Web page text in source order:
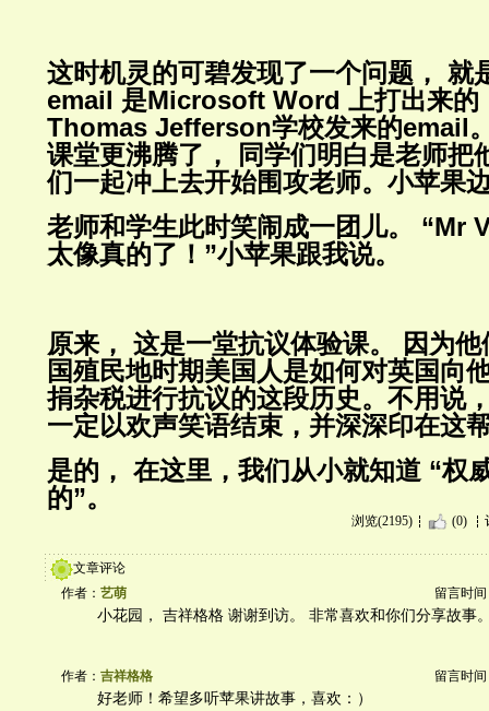
这时机灵的可碧发现了一个问题， 就
email 是Microsoft Word 上打出来的
Thomas Jefferson学校发来的email
课堂更沸腾了， 同学们明白是老师把
们一起冲上去开始围攻老师。小苹果
老师和学生此时笑闹成一团儿。 “Mr
太像真的了！”小苹果跟我说。
原来， 这是一堂抗议体验课。 因为
国殖民地时期美国人是如何对英国向
捐杂税进行抗议的这段历史。不用说
一定以欢声笑语结束，并深深印在这
是的， 在这里，我们从小就知道 “权
的”。
浏览(2195) (0)
文章评论
作者： 艺萌 留言时间
小花园， 吉祥格格 谢谢到访。 非常喜欢和你们分享故事
作者： 吉祥格格 留言时间
好老师！希望多听苹果讲故事，喜欢：）